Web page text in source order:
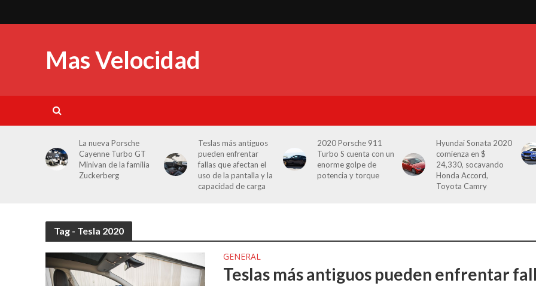
Mas Velocidad
La nueva Porsche
Cayenne Turbo GT
Minivan de la familia
Zuckerberg
Teslas más antiguos
pueden enfrentar
fallas que afectan el
uso de la pantalla y la
capacidad de carga
2020 Porsche 911
Turbo S cuenta con un
enorme golpe de
potencia y torque
Hyundai Sonata 2020
comienza en $
24,330, socavando
Honda Accord,
Toyota Camry
Tag - Tesla 2020
GENERAL
Teslas más antiguos pueden enfrentar